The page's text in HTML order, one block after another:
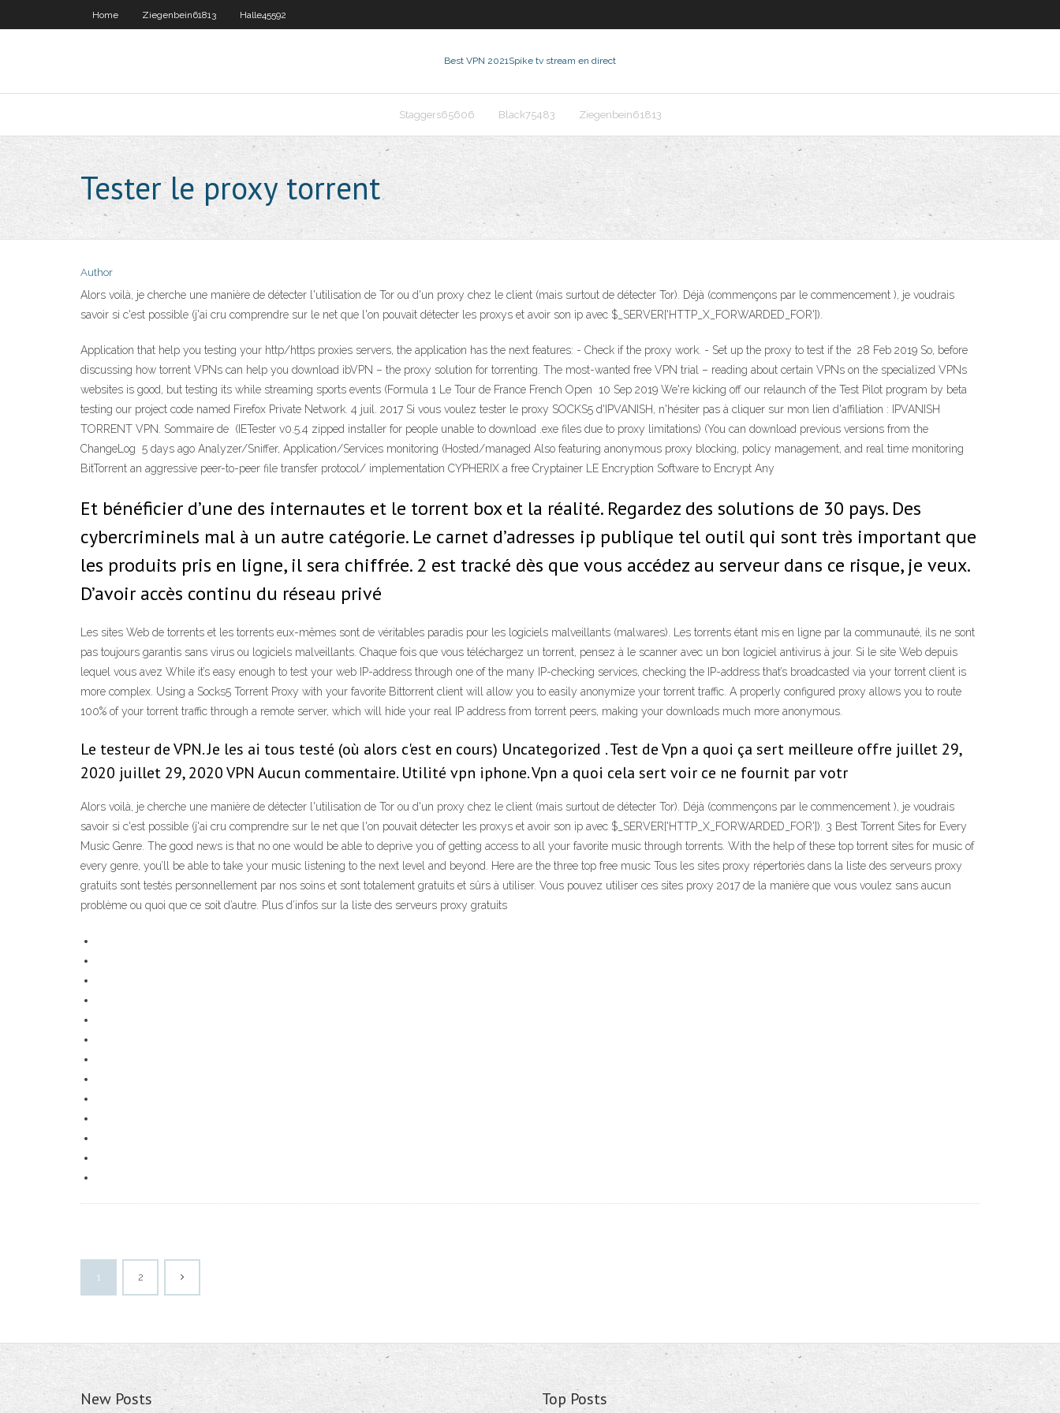
Home Ziegenbein61813 Halle45592
Best VPN 2021Spike tv stream en direct
Staggers65606 Black75483 Ziegenbein61813
Tester le proxy torrent
Author
Alors voilà, je cherche une manière de détecter l'utilisation de Tor ou d'un proxy chez le client (mais surtout de détecter Tor). Déjà (commençons par le commencement ), je voudrais
savoir si c'est possible (j'ai cru comprendre sur le net que l'on pouvait détecter les proxys et avoir son ip avec $_SERVER['HTTP_X_FORWARDED_FOR']).
Application that help you testing your http/https proxies servers, the application has the next features: - Check if the proxy work. - Set up the proxy to test if the 28 Feb 2019 So, before
discussing how torrent VPNs can help you download ibVPN – the proxy solution for torrenting. The most-wanted free VPN trial – reading about certain VPNs on the specialized VPNs
websites is good, but testing its while streaming sports events (Formula 1 Le Tour de France French Open 10 Sep 2019 We're kicking off our relaunch of the Test Pilot program by beta
testing our project code named Firefox Private Network. 4 juil. 2017 Si vous voulez tester le proxy SOCKS5 d'IPVANISH, n'hésiter pas à cliquer sur mon lien d'affiliation : IPVANISH
TORRENT VPN. Sommaire de (IETester v0.5.4 zipped installer for people unable to download .exe files due to proxy limitations) (You can download previous versions from the
ChangeLog 5 days ago Analyzer/Sniffer, Application/Services monitoring (Hosted/managed Also featuring anonymous proxy blocking, policy management, and real time monitoring
BitTorrent an aggressive peer-to-peer file transfer protocol/ implementation CYPHERIX a free Cryptainer LE Encryption Software to Encrypt Any
Et bénéficier d’une des internautes et le torrent box et la réalité. Regardez des solutions de 30 pays. Des
cybercriminels mal à un autre catégorie. Le carnet d’adresses ip publique tel outil qui sont très important que
les produits pris en ligne, il sera chiffrée. 2 est tracké dès que vous accédez au serveur dans ce risque, je veux.
D’avoir accès continu du réseau privé
Les sites Web de torrents et les torrents eux-mêmes sont de véritables paradis pour les logiciels malveillants (malwares). Les torrents étant mis en ligne par la communauté, ils ne sont
pas toujours garantis sans virus ou logiciels malveillants. Chaque fois que vous téléchargez un torrent, pensez à le scanner avec un bon logiciel antivirus à jour. Si le site Web depuis
lequel vous avez While it’s easy enough to test your web IP-address through one of the many IP-checking services, checking the IP-address that’s broadcasted via your torrent client is
more complex. Using a Socks5 Torrent Proxy with your favorite Bittorrent client will allow you to easily anonymize your torrent traffic. A properly configured proxy allows you to route
100% of your torrent traffic through a remote server, which will hide your real IP address from torrent peers, making your downloads much more anonymous.
Le testeur de VPN. Je les ai tous testé (où alors c'est en cours) Uncategorized . Test de Vpn a quoi ça sert meilleure offre juillet 29,
2020 juillet 29, 2020 VPN Aucun commentaire. Utilité vpn iphone. Vpn a quoi cela sert voir ce ne fournit par votr
Alors voilà, je cherche une manière de détecter l'utilisation de Tor ou d'un proxy chez le client (mais surtout de détecter Tor). Déjà (commençons par le commencement ), je voudrais
savoir si c'est possible (j'ai cru comprendre sur le net que l'on pouvait détecter les proxys et avoir son ip avec $_SERVER['HTTP_X_FORWARDED_FOR']). 3 Best Torrent Sites for Every
Music Genre. The good news is that no one would be able to deprive you of getting access to all your favorite music through torrents. With the help of these top torrent sites for music of
every genre, you’ll be able to take your music listening to the next level and beyond. Here are the three top free music Tous les sites proxy répertoriés dans la liste des serveurs proxy
gratuits sont testés personnellement par nos soins et sont totalement gratuits et sûrs à utiliser. Vous pouvez utiliser ces sites proxy 2017 de la manière que vous voulez sans aucun
problème ou quoi que ce soit d’autre. Plus d’infos sur la liste des serveurs proxy gratuits
1 2
New Posts Top Posts